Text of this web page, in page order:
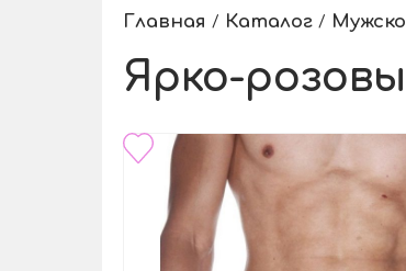
Главная / Каталог /
Ярко-